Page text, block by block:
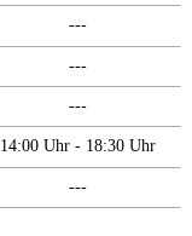
---
---
---
14:00 Uhr - 18:30 Uhr
---